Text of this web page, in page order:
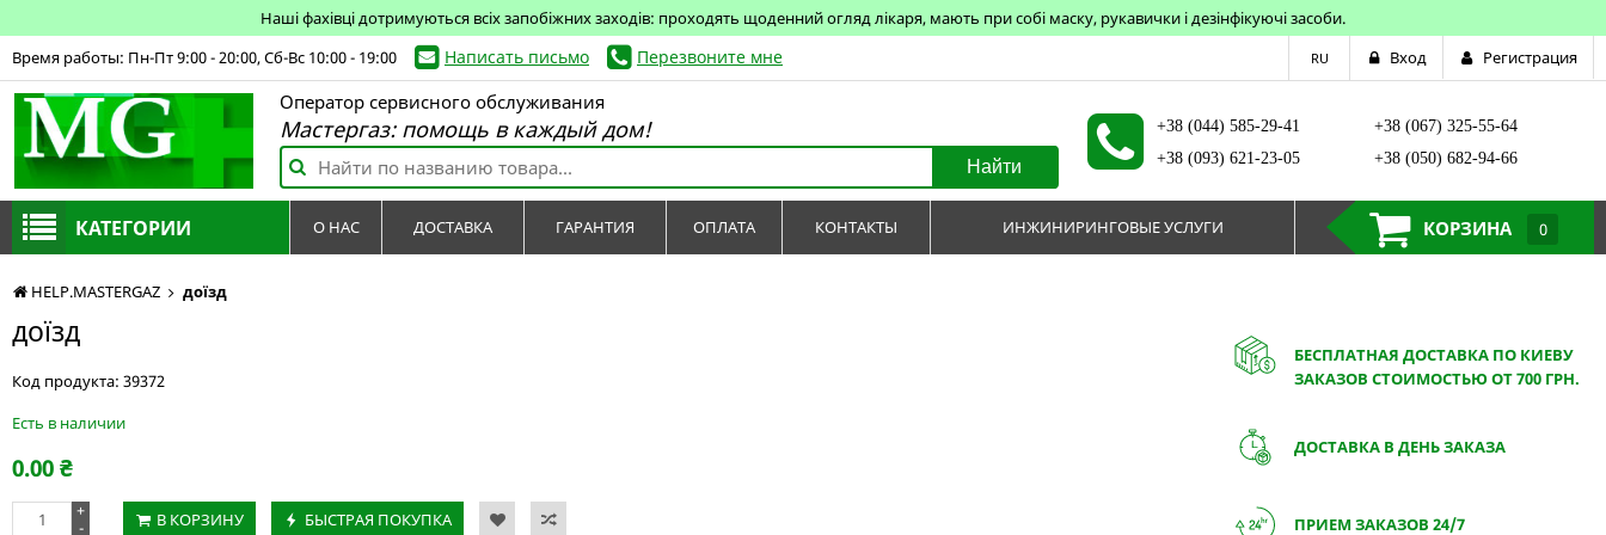
Наші фахівці дотримуються всіх запобіжних заходів: проходять щоденний огляд лікаря, мають при собі маску, рукавички і дезінфікуючі засоби.
HELP.MASTERGAZ доїзд
доїзд
Код продукта: 39372
Есть в наличии
0.00₴
+
-
В КОРЗИНУ БЫСТРАЯ ПОКУПКА
БЕСПЛАТНАЯ ДОСТАВКА ПО КИЕВУ
ЗАКАЗОВ СТОИМОСТЬЮ ОТ 700 ГРН.
ДОСТАВКА В ДЕНЬ ЗАКАЗА
ПРИЕМ ЗАКАЗОВ 24/7
Время работы: Пн-Пт 9:00 - 20:00, Сб-Вс 10:00 - 19:00 Написать письмо Перезвоните мне RU Вход Регистрация
Оператор сервисного обслуживания
Мастергаз: помощь в каждый дом!
Найти
+38 (044) 585-29-41
+38 (093) 621-23-05
+38 (067) 325-55-64
+38 (050) 682-94-66
КАТЕГОРИИ О НАС ДОСТАВКА ГАРАНТИЯ ОПЛАТА КОНТАКТЫ ИНЖИНИРИНГОВЫЕ УСЛУГИ КОРЗИНА 0